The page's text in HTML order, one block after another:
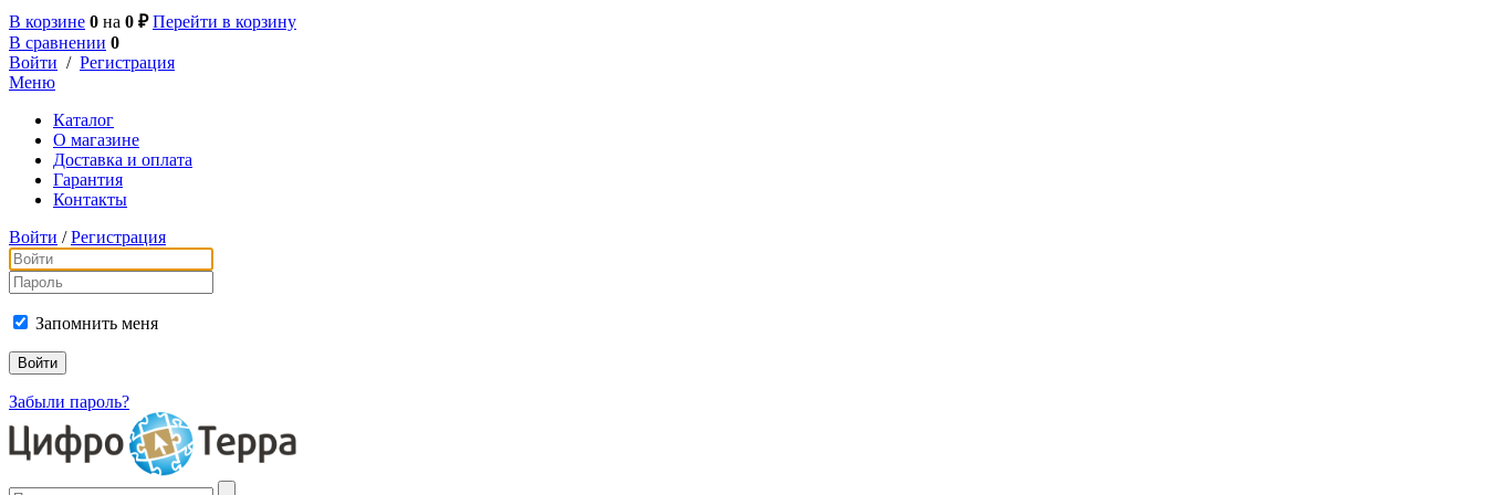
В корзине 0 на 0 ₽ Перейти в корзину
В сравнении 0
Войти / Регистрация
Меню
Каталог
О магазине
Доставка и оплата
Гарантия
Контакты
Войти / Регистрация
Запомнить меня
Забыли пароль?